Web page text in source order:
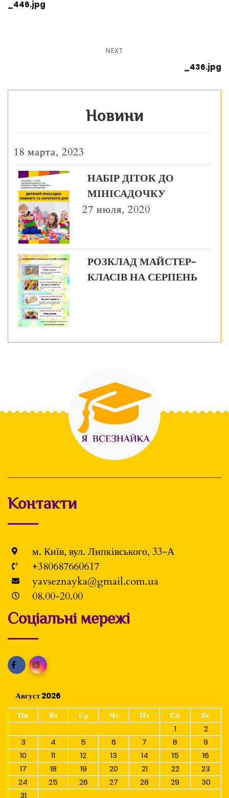
_446.jpg
NEXT
_436.jpg
Новини
18 марта, 2023
НАБІР ДІТОК ДО
МІНІСАДОЧКУ
27 июля, 2020
РОЗКЛАД МАЙСТЕР-
КЛАСІВ НА СЕРПЕНЬ
Контакти
м. Київ, вул. Липківського, 33-А
+380687660617
yavseznayka@gmail.com.ua
08.00-20.00
Соціальні мережі
Август 2026
Пн
Вт Ср Чт Пт Сб
Вс
1
2
3
4 5 6 7 8
9
10
11 12 13 14 15
16
17
18 19 20 21 22
23
24
25 26 27 28 29
30
31